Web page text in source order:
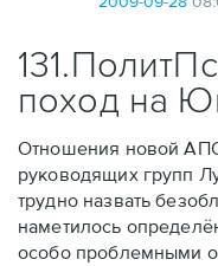
поход на
Отношения новой
руководящих групп
трудно назвать
наметилось
особо проблемными